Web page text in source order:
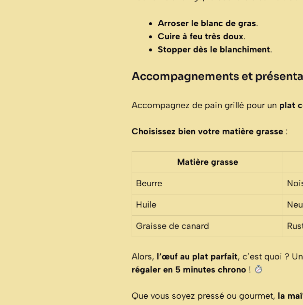
Arroser le blanc de gras.
Cuire à feu très doux.
Stopper dès le blanchiment.
Accompagnements et
Accompagnez de pain grillé pour un plat
Choisissez bien votre matière grasse :
Matière grasse
Beurre
Huile
Graisse de canard
Alors, l’œuf au plat parfait, c’est quoi ?
régaler en 5 minutes chrono !
Que vous soyez pressé ou gourmet, la